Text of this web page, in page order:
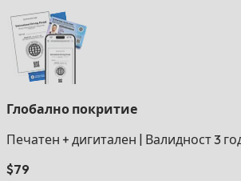
Глобално покритие
Печатен + дигитален
Валидност 3
$79